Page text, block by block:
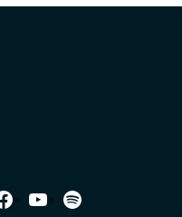
YouTube
Spotify